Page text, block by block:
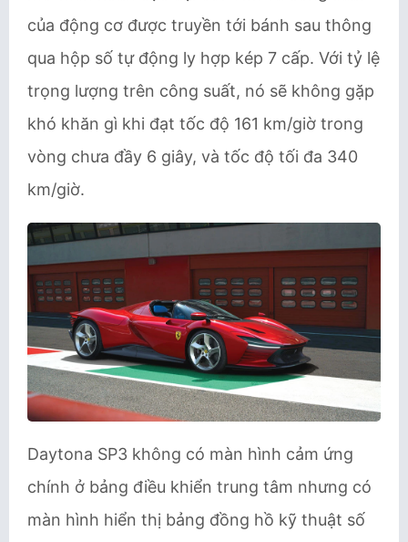
của động cơ được truyền tới bánh sau thông
qua hộp số tự động ly hợp kép 7 cấp. Với tỷ lệ
trọng lượng trên công suất, nó sẽ không gặp
khó khăn gì khi đạt tốc độ 161 km/giờ trong
vòng chưa đầy 6 giây, và tốc độ tối đa 340
km/giờ.
Daytona SP3 không có màn hình cảm ứng
chính ở bảng điều khiển trung tâm nhưng có
màn hình hiển thị bảng đồng hồ kỹ thuật số